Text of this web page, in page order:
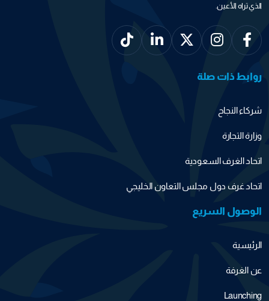
الذي تراه الأعين.
روابط ذات صلة
شركاء النجاح
وزارة التجارة
اتحاد الغرف السعودية
اتحاد غرف دول مجلس التعاون الخليجي
الوصول السريع
الرئيسية
عن الغرفة
Launching